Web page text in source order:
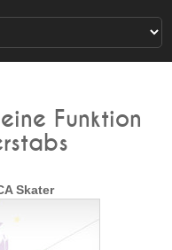
Funktion
Skater